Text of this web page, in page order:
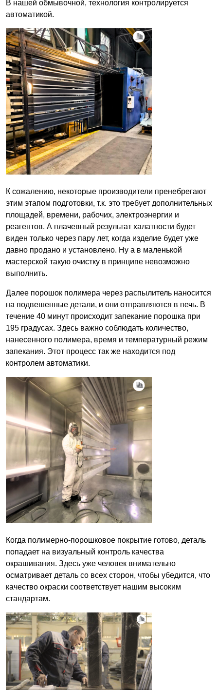
В нашей обмывочной, технология контролируется
автоматикой.
К сожалению, некоторые производители пренебрегают
этим этапом подготовки, т.к. это требует дополнительных
площадей, времени, рабочих, электроэнергии и
реагентов. А плачевный результат халатности будет
виден только через пару лет, когда изделие будет уже
давно продано и установлено. Ну а в маленькой
мастерской такую очистку в принципе невозможно
выполнить.
Далее порошок полимера через распылитель наносится
на подвешенные детали, и они отправляются в печь. В
течение 40 минут происходит запекание порошка при
195 градусах. Здесь важно соблюдать количество,
нанесенного полимера, время и температурный режим
запекания. Этот процесс так же находится под
контролем автоматики.
Когда полимерно-порошковое покрытие готово, деталь
попадает на визуальный контроль качества
окрашивания. Здесь уже человек внимательно
осматривает деталь со всех сторон, чтобы убедится, что
качество окраски соответствует нашим высоким
стандартам.